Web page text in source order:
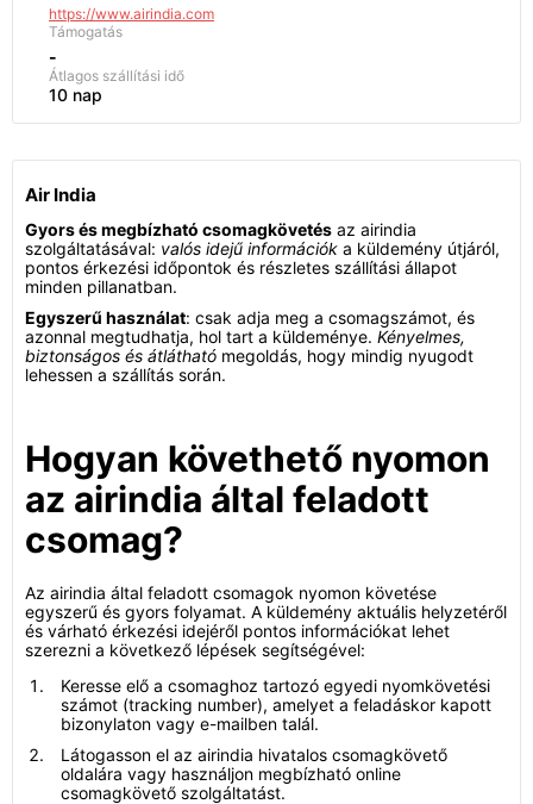
https://www.airindia.com
Támogatás
-
Átlagos szállítási idő
10 nap
Air India
Gyors és megbízható csomagkövetés az airindia
szolgáltatásával: valós idejű információk a küldemény útjáról,
pontos érkezési időpontok és részletes szállítási állapot
minden pillanatban.
Egyszerű használat: csak adja meg a csomagszámot, és
azonnal megtudhatja, hol tart a küldeménye. Kényelmes,
biztonságos és átlátható megoldás, hogy mindig nyugodt
lehessen a szállítás során.
Hogyan követhető nyomon
az airindia által feladott
csomag?
Az airindia által feladott csomagok nyomon követése
egyszerű és gyors folyamat. A küldemény aktuális helyzetéről
és várható érkezési idejéről pontos információkat lehet
szerezni a következő lépések segítségével:
Keresse elő a csomaghoz tartozó egyedi nyomkövetési
számot (tracking number), amelyet a feladáskor kapott
bizonylaton vagy e-mailben talál.
Látogasson el az airindia hivatalos csomagkövető
oldalára vagy használjon megbízható online
csomagkövető szolgáltatást.